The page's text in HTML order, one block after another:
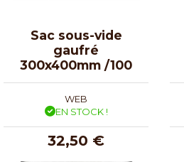
Sac sous-vide
gaufré
300x400mm /100
WEB
EN STOCK !
32,50 €